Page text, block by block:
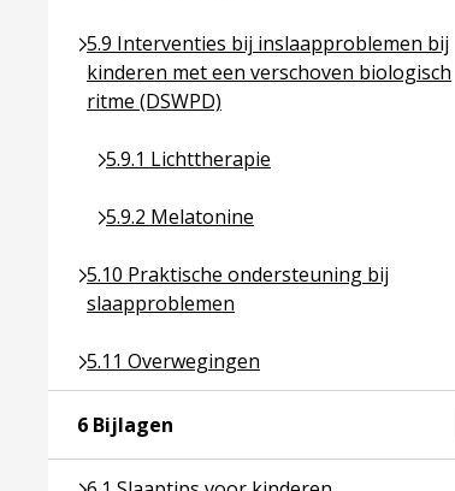
5.9 Interventies bij inslaapproblemen bij
kinderen met een verschoven biologisch
ritme (DSWPD)
Ga naar pagina over 5.9 Interventies bij
5.9.1 Lichttherapie
Ga naar pagina over 5.9.1 Lichttherapie
5.9.2 Melatonine
Ga naar pagina over 5.9.2 Melatonine
5.10 Praktische ondersteuning bij
slaapproblemen
Ga naar pagina over 5.10 Praktische
5.11 Overwegingen
Ga naar pagina over 5.11 Overwegingen
6 Bijlagen